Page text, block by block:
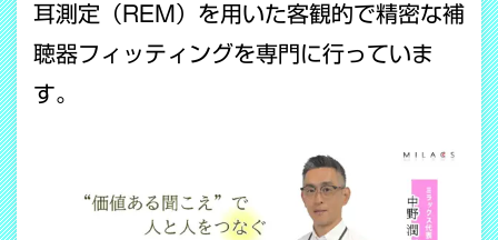
耳測定（REM）を用いた客観的で精密な補
聴器フィッティングを専門に行っていま
す。